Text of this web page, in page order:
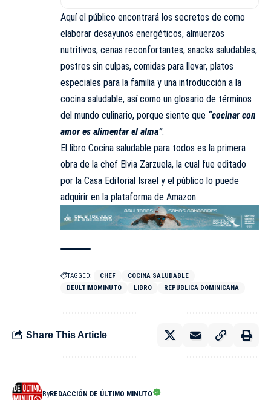
Aquí el público encontrará los secretos de como
elaborar desayunos energéticos, almuerzos
nutritivos, cenas reconfortantes, snacks saludables,
postres sin culpas, comidas para llevar, platos
especiales para la familia y una introducción a la
cocina saludable, así como un glosario de términos
del mundo culinario, porque siente que “cocinar con
amor es alimentar el alma”.
El libro Cocina saludable para todos es la primera
obra de la chef Elvia Zarzuela, la cual fue editado
por la Casa Editorial Israel y el público lo puede
adquirir en la plataforma de Amazon.
TAGGED: CHEF
COCINA SALUDABLE
DEULTIMOMINUTO
LIBRO REPÚBLICA DOMINICANA
Share This Article
ByREDACCIÓN DE ÚLTIMO MINUTO